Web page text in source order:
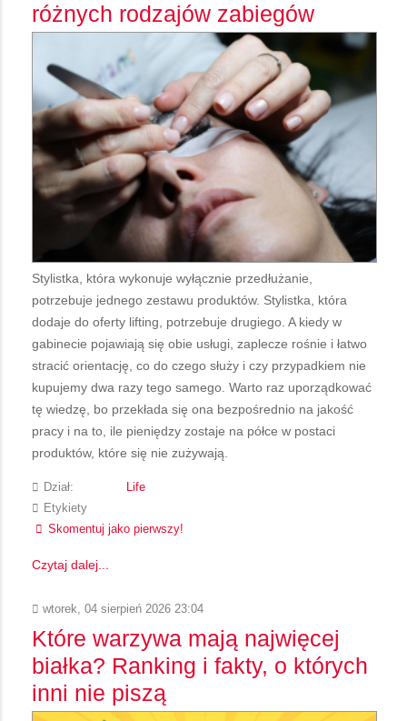
różnych rodzajów zabiegów
Stylistka, która wykonuje wyłącznie przedłużanie,
potrzebuje jednego zestawu produktów. Stylistka, która
dodaje do oferty lifting, potrzebuje drugiego. A kiedy w
gabinecie pojawiają się obie usługi, zaplecze rośnie i łatwo
stracić orientację, co do czego służy i czy przypadkiem nie
kupujemy dwa razy tego samego. Warto raz uporządkować
tę wiedzę, bo przekłada się ona bezpośrednio na jakość
pracy i na to, ile pieniędzy zostaje na półce w postaci
produktów, które się nie zużywają.
Dział:
Life
Etykiety
Skomentuj jako pierwszy!
Czytaj dalej...
wtorek, 04 sierpień 2026 23:04
Które warzywa mają najwięcej
białka? Ranking i fakty, o których
inni nie piszą